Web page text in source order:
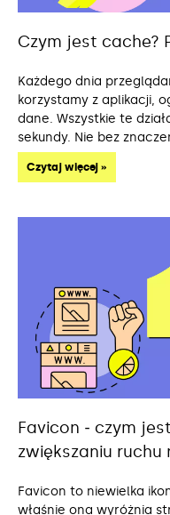
Czym jest cache?
Każdego dnia
korzystamy z aplikacji,
dane. Wszystkie te
sekundy. Nie bez
Czytaj więcej »
Favicon ‒ czym
zwiększaniu ruchu
Favicon to niewielka
właśnie ona wyróżnia